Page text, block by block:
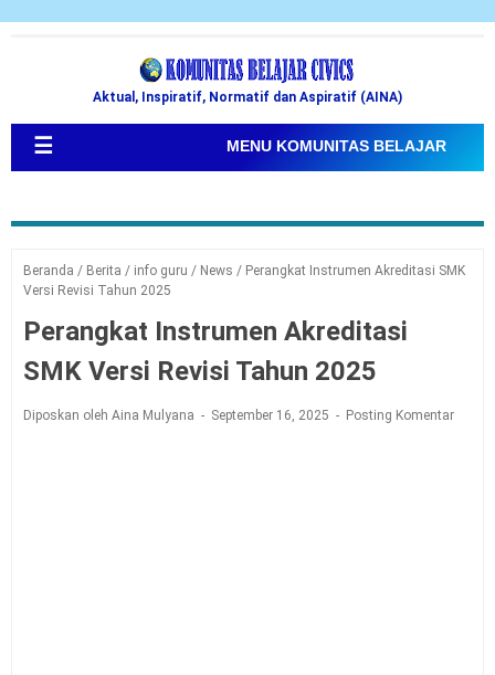
Aktual, Inspiratif, Normatif dan Aspiratif (AINA)
☰ MENU KOMUNITAS BELAJAR
Beranda / Berita / info guru / News / Perangkat Instrumen Akreditasi SMK
Versi Revisi Tahun 2025
Perangkat Instrumen Akreditasi
SMK Versi Revisi Tahun 2025
Diposkan oleh Aina Mulyana September 16, 2025 Posting Komentar